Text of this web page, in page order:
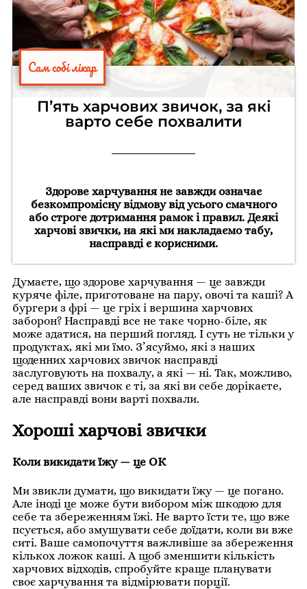
Сам собі лікар
П’ять харчових звичок, за які
варто себе похвалити
Здорове харчування не завжди означає
безкомпромісну відмову від усього смачного
або строге дотримання рамок і правил. Деякі
харчові звички, на які ми накладаємо табу,
насправді є корисними.
Думаєте, що здорове харчування — це завжди
куряче філе, приготоване на пару, овочі та каші? А
бургери з фрі — це гріх і вершина харчових
заборон? Насправді все не таке чорно-біле, як
може здатися, на перший погляд. І суть не тільки у
продуктах, які ми їмо. З’ясуймо, які з наших
щоденних харчових звичок насправді
заслуговують на похвалу, а які — ні. Так, можливо,
серед ваших звичок є ті, за які ви себе дорікаєте,
але насправді вони варті похвали.
Хороші харчові звички
Коли викидати їжу — це ОК
Ми звикли думати, що викидати їжу — це погано.
Але іноді це може бути вибором між шкодою для
себе та збереженням їжі. Не варто їсти те, що вже
псується, або змушувати себе доїдати, коли ви вже
ситі. Ваше самопочуття важливіше за збереження
кількох ложок каші. А щоб зменшити кількість
харчових відходів, спробуйте краще планувати
своє харчування та відмірювати порції.